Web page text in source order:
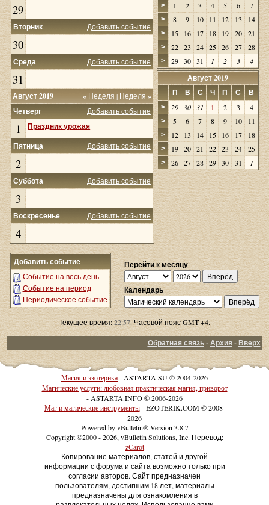
29
Добавить событие
Вторник
30
Добавить событие
Среда
31
« Неделя | Неделя»
Август 2019
Добавить событие
Четверг
1 Праздник урожая
Добавить событие
Пятница
2
Добавить событие
Суббота
3
Добавить событие
Воскресенье
4
> 1 2 3 4 5 6 7
> 8 9 10 11 12 13 14
> 15 16 17 18 19 20 21
> 22 23 24 25 26 27 28
> 29 30 31 1 2 3 4
Август 2019
П
В С Ч П С В
> 29 30 31 1 2 3 4
> 5 6 7 8 9 10 11
> 12 13 14 15 16 17 18
> 19 20 21 22 23 24 25
> 26 27 28 29 30 31 1
Добавить событие
Событие на весь день
Событие на период
Периодическое событие
Перейти к месяцу
Календарь
Текущее время:22:57. Часовой пояс GMT +4.
Обратная связь-Архив-Вверх
Магия и эзотерика- ASTARTA.SU © 2004-2026
Магические услуги: любовная практическая магия, приворот
- ASTARTA.INFO © 2006-2026
Маг и магические инструменты- EZOTERIK.COM © 2008-
2026
Powered by vBulletin® Version 3.8.7
Copyright ©2000 - 2026, vBulletin Solutions, Inc. Перевод:
zCarot
Копирование материалов, статей и другой
информации с форума и сайта возможно только при
согласии авторов. Сайт предназначен
пользователям, достигшим 18 лет, материалы
предназначены для ознакомления в